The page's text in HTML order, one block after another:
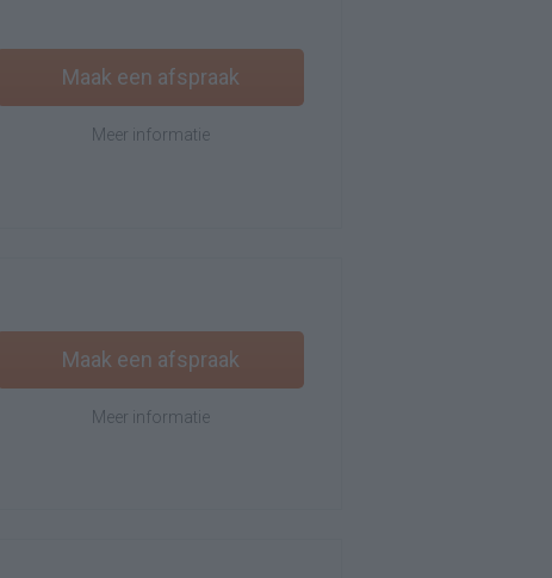
Maak een afspraak
Meer informatie
Maak een afspraak
Meer informatie